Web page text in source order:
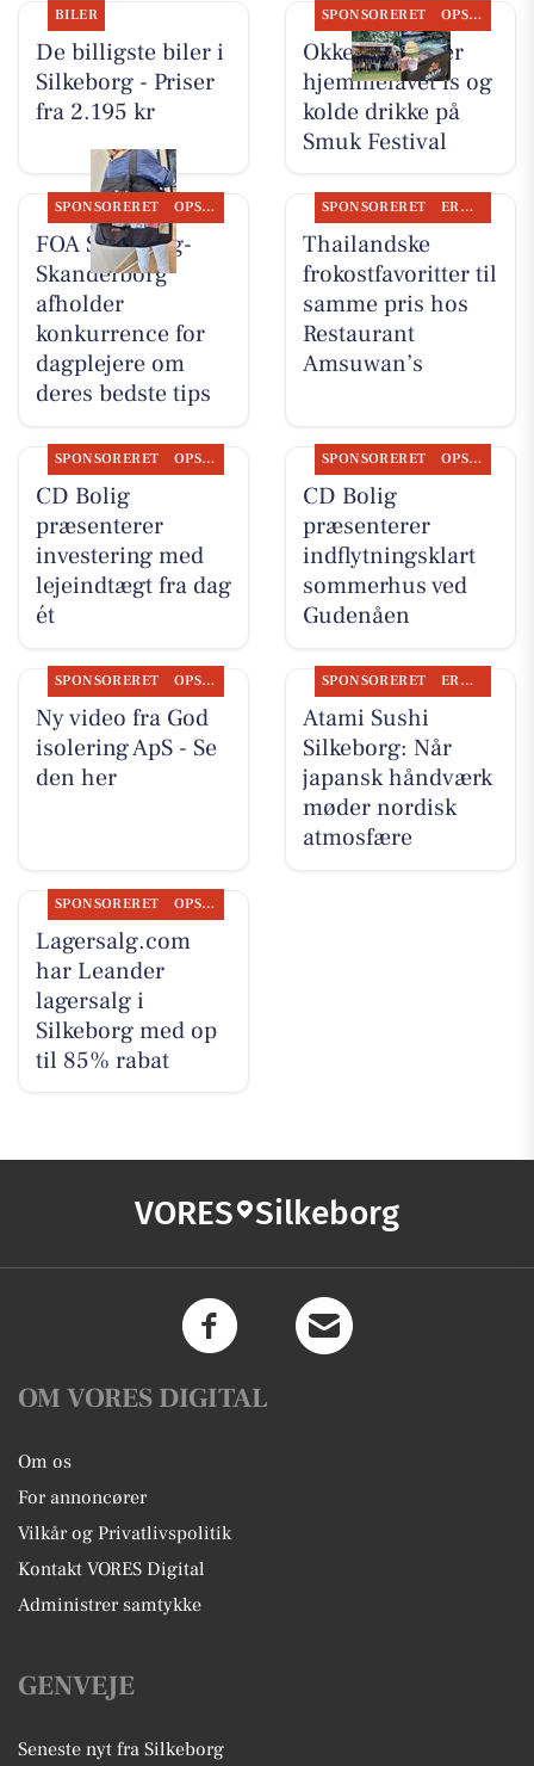
BILER
De billigste biler i
Silkeborg - Priser
fra 2.195 kr
SPONSORERET OPSLAGSTAVLEN
Okkels serverer
hjemmelavet is og
kolde drikke på
Smuk Festival
SPONSORERET OPSLAGSTAVLEN
FOA Silkeborg-
Skanderborg
afholder
konkurrence for
dagplejere om
deres bedste tips
SPONSORERET ERHVERV
Thailandske
frokostfavoritter til
samme pris hos
Restaurant
Amsuwan’s
SPONSORERET OPSLAGSTAVLEN
CD Bolig
præsenterer
investering med
lejeindtægt fra dag
ét
SPONSORERET OPSLAGSTAVLEN
CD Bolig
præsenterer
indflytningsklart
sommerhus ved
Gudenåen
SPONSORERET OPSLAGSTAVLEN
Ny video fra God
isolering ApS - Se
den her
SPONSORERET ERHVERV
Atami Sushi
Silkeborg: Når
japansk håndværk
møder nordisk
atmosfære
SPONSORERET OPSLAGSTAVLEN
Lagersalg.com
har Leander
lagersalg i
Silkeborg med op
til 85% rabat
VORES Silkeborg
OM VORES DIGITAL
Om os
For annoncører
Vilkår og Privatlivspolitik
Kontakt VORES Digital
Administrer samtykke
GENVEJE
Seneste nyt fra Silkeborg